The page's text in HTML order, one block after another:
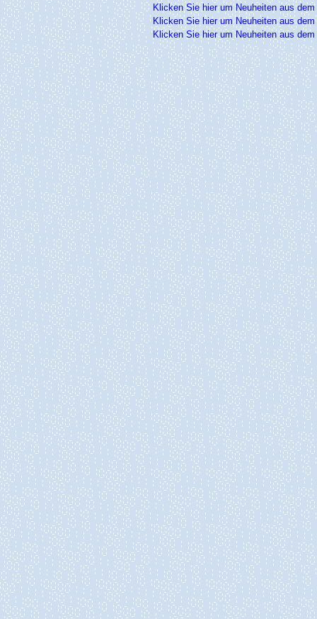
Klicken Sie hier um Neuheiten aus
Klicken Sie hier um Neuheiten aus
Klicken Sie hier um Neuheiten aus